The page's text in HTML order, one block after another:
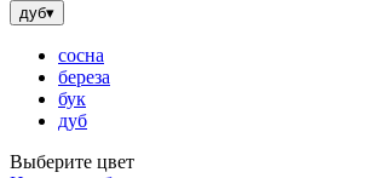
дуб▾
сосна
береза
бук
дуб
Выберите цвет